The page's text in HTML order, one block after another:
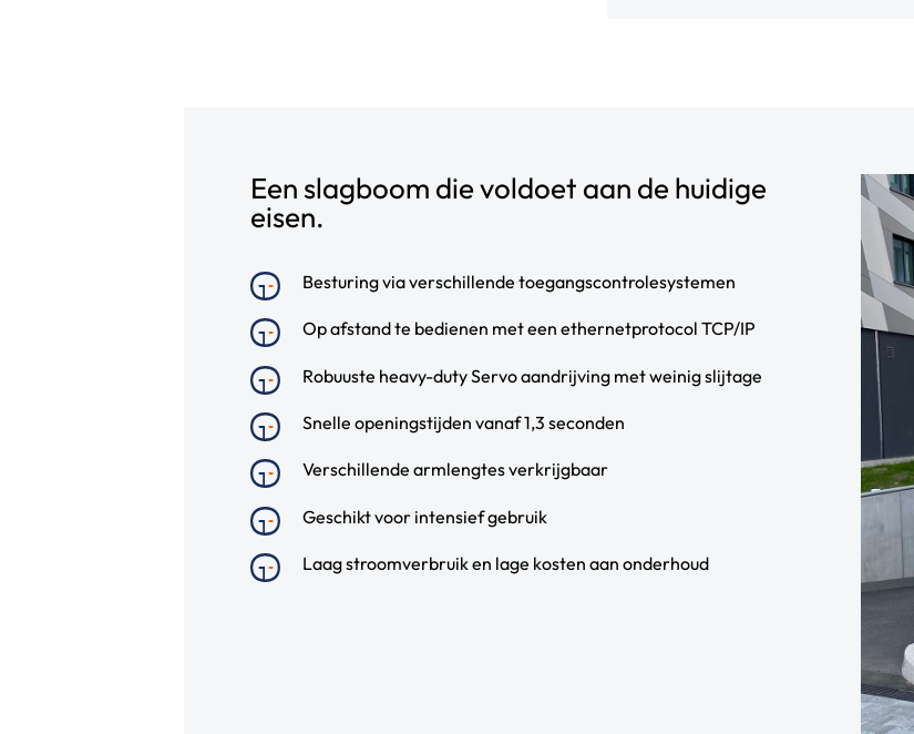
Een slagboom die voldoet aan de huidige
eisen.
Besturing via verschillende toegangscontrolesystemen
Op afstand te bedienen met een ethernetprotocol TCP/IP
Robuuste heavy-duty Servo aandrijving met weinig slijtage
Snelle openingstijden vanaf 1,3 seconden
Verschillende armlengtes verkrijgbaar
Geschikt voor intensief gebruik
Laag stroomverbruik en lage kosten aan onderhoud